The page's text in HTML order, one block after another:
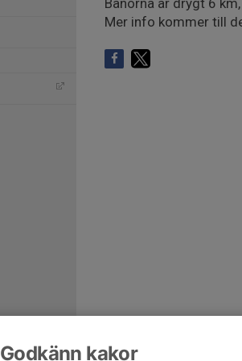
Banorna är drygt 6
Mer info kommer till
Godkänn kakor